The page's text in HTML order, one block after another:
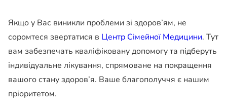
Якщо у Вас виникли проблеми зі здоров’ям, не
соромтеся звертатися в Центр Сімейної Медицини. Тут
вам забезпечать кваліфіковану допомогу та підберуть
індивідуальне лікування, спрямоване на покращення
вашого стану здоров’я. Ваше благополуччя є нашим
пріоритетом.